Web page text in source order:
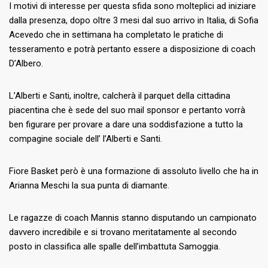
I motivi di interesse per questa sfida sono molteplici ad iniziare
dalla presenza, dopo oltre 3 mesi dal suo arrivo in Italia, di Sofia
Acevedo che in settimana ha completato le pratiche di
tesseramento e potrà pertanto essere a disposizione di coach
D’Albero.
L’Alberti e Santi, inoltre, calcherà il parquet della cittadina
piacentina che è sede del suo mail sponsor e pertanto vorrà
ben figurare per provare a dare una soddisfazione a tutto la
compagine sociale dell’ l’Alberti e Santi.
Fiore Basket però è una formazione di assoluto livello che ha in
Arianna Meschi la sua punta di diamante.
Le ragazze di coach Mannis stanno disputando un campionato
davvero incredibile e si trovano meritatamente al secondo
posto in classifica alle spalle dell’imbattuta Samoggia.